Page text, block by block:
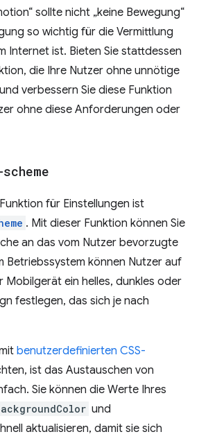
sollte nicht „keine Bewegung“
so wichtig für die Vermittlung
Internet ist. Bieten Sie stattdessen
die Ihre Nutzer ohne unnötige
verbessern Sie diese Funktion
ohne diese Anforderungen oder
für Einstellungen ist
. Mit dieser Funktion können Sie
an das vom Nutzer bevorzugte
Betriebssystem können Nutzer auf
ein helles, dunkles oder
festlegen, das sich je nach
benutzerdefinierten CSS-
ist das Austauschen von
Sie können die Werte Ihres
und
aktualisieren, damit sie sich